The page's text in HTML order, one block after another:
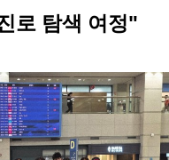
로 탐색 여정"